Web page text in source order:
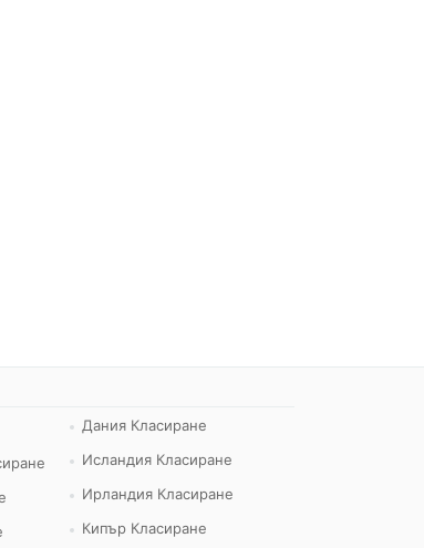
Дания Класиране
Исландия Класиране
Ирландия Класиране
Кипър Класиране